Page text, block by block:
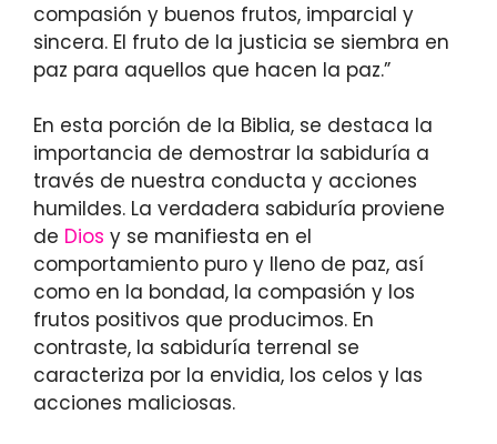
compasión y buenos frutos, imparcial y
sincera. El fruto de la justicia se siembra en
paz para aquellos que hacen la paz.”
En esta porción de la Biblia, se destaca la
importancia de demostrar la sabiduría a
través de nuestra conducta y acciones
humildes. La verdadera sabiduría proviene
de Dios y se manifiesta en el
comportamiento puro y lleno de paz, así
como en la bondad, la compasión y los
frutos positivos que producimos. En
contraste, la sabiduría terrenal se
caracteriza por la envidia, los celos y las
acciones maliciosas.